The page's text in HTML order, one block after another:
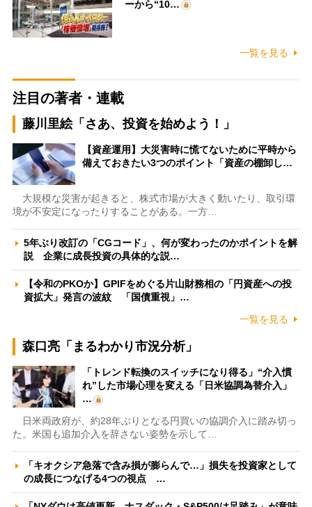
ーから“10…
一覧を見る
注目の著者・連載
藤川里絵「さあ、投資を始めよう！」
【資産運用】大災害時に慌てないために平時から
備えておきたい3つのポイント「資産の棚卸し…
大規模な災害が起きると、株式市場が大きく動いたり、取引環
境が不安定になったりすることがある。一方…
5年ぶり改訂の「CGコード」、何が変わったのかポイントを解
説 企業に成長投資の具体的な説…
【令和のPKOか】GPIFをめぐる片山財務相の「円資産への投
資拡大」発言の波紋 「国債重視」…
一覧を見る
森口亮「まるわかり市況分析」
「トレンド転換のスイッチになり得る」“介入慣
れ”した市場心理を変える「日米協調為替介入」
…
日米両政府が、約28年ぶりとなる円買いの協調介入に踏み切っ
た。米国も追加介入を辞さない姿勢を示して…
「キオクシア急落で含み損が膨らんで…」損失を投資家として
の成長につなげる4つの視点 …